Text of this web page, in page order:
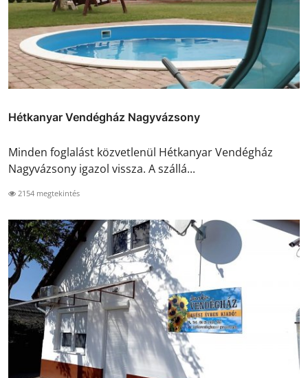
Hétkanyar Vendégház Nagyvázsony
Minden foglalást közvetlenül Hétkanyar Vendégház
Nagyvázsony igazol vissza. A szállá...
2154 megtekintés